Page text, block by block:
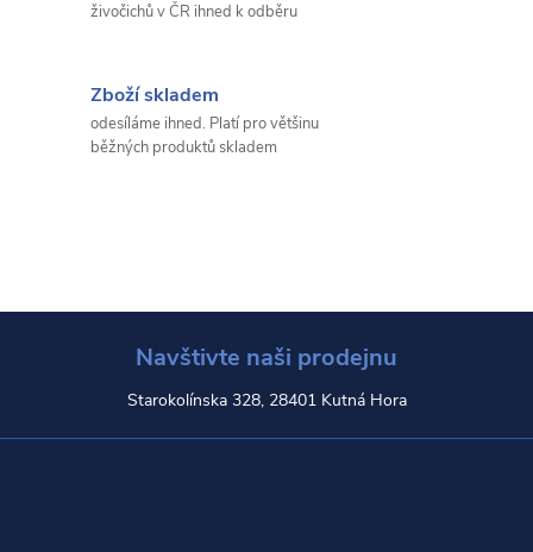
živočichů v ČR ihned k odběru
Zboží skladem
odesíláme ihned. Platí pro většinu
běžných produktů skladem
Navštivte naši prodejnu
Starokolínska 328, 28401 Kutná Hora